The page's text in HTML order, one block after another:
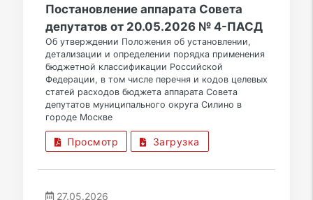
Постановление аппарата Совета
депутатов от 20.05.2026 № 4-ПАСД
Об утверждении Положения об установлении,
детализации и определении порядка применения
бюджетной классификации Российской
Федерации, в том числе перечня и кодов целевых
статей расходов бюджета аппарата Совета
депутатов муниципального округа Силино в
городе Москве
Просмотр Загрузка
27.05.2026